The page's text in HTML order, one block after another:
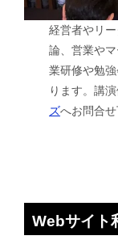
経営者やリ
論、営業や
業研修や勉
ります。講
ズへお問合せ
Webサイト